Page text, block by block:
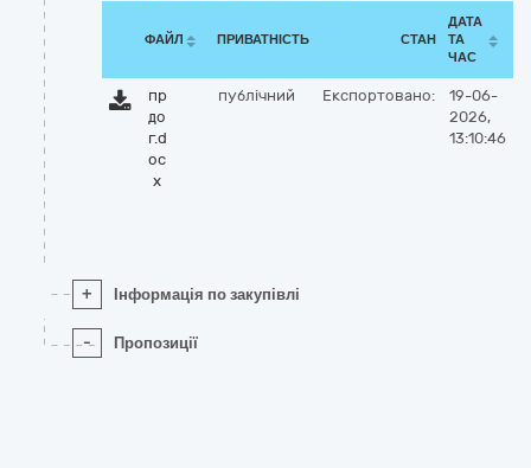
ФАЙЛ ПРИВАТНІСТЬ СТАН
ДАТА
ТА
ЧАС
пр
до
г.d
oc
x
публічний Експортовано:
19-06-
2026,
13:10:46
+ Інформація по закупівлі
- Пропозиції